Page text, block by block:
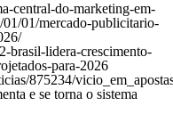
central-do-marketing-em-
01/mercado-publicitario-
brasil-lidera-crescimento-
para-2026
875234/
e se torna o sistema